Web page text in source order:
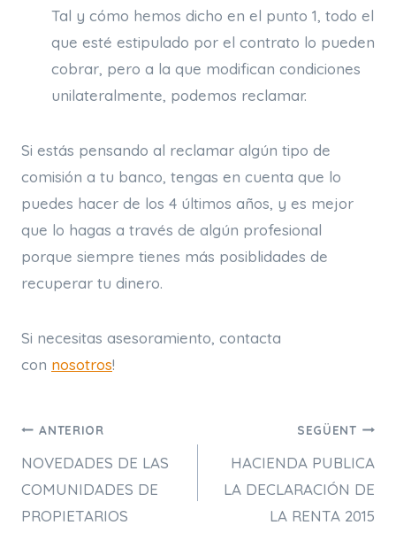
Tal y cómo hemos dicho en el punto 1, todo el
que esté estipulado por el contrato lo pueden
cobrar, pero a la que modifican condiciones
unilateralmente, podemos reclamar.
Si estás pensando al reclamar algún tipo de
comisión a tu banco, tengas en cuenta que lo
puedes hacer de los 4 últimos años, y es mejor
que lo hagas a través de algún profesional
porque siempre tienes más posiblidades de
recuperar tu dinero.
Si necesitas asesoramiento, contacta
con nosotros!
Navegació
d'entrades
ANTERIOR
NOVEDADES DE LAS
COMUNIDADES DE
PROPIETARIOS
SEGÜENT
HACIENDA PUBLICA
LA DECLARACIÓN DE
LA RENTA 2015